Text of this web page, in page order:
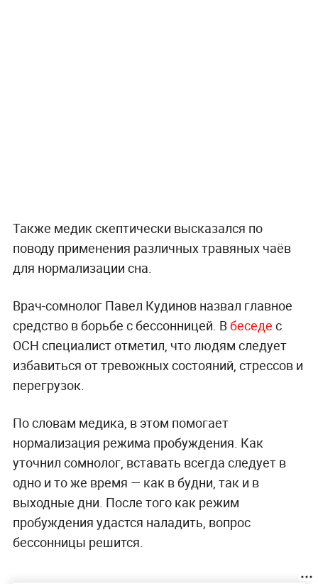
Также медик скептически высказался по
поводу применения различных травяных чаёв
для нормализации сна.
Врач-сомнолог Павел Кудинов назвал главное
средство в борьбе с бессонницей. Вбеседе с
ОСН специалист отметил, что людям следует
избавиться от тревожных состояний, стрессов и
перегрузок.
По словам медика, в этом помогает
нормализация режима пробуждения. Как
уточнил сомнолог, вставать всегда следует в
одно и то же время — как в будни, так и в
выходные дни. После того как режим
пробуждения удастся наладить, вопрос
бессонницы решится.